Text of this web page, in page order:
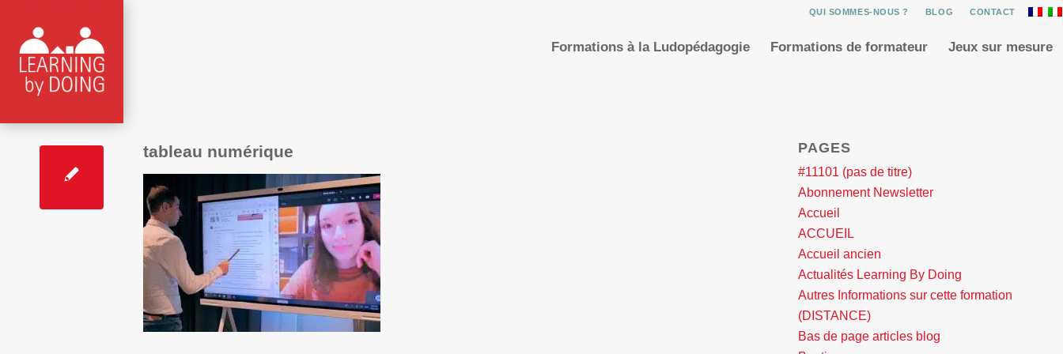
QUI SOMMES-NOUS ? BLOG CONTACT
Formations à la Ludopédagogie Formations de formateur Jeux sur mesure
tableau numérique PAGES
#11101 (pas de titre)
Abonnement Newsletter
Accueil
ACCUEIL
Accueil ancien
Actualités Learning By Doing
Autres Informations sur cette formation
(DISTANCE)
Bas de page articles blog